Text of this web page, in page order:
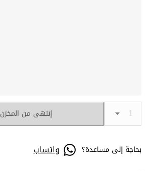
إنتهى من المخزن
بحاجة إلى مساعدة؟ واتساب